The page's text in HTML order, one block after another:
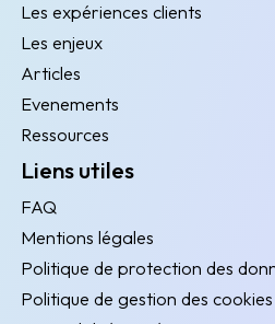
Les expériences clients
Les enjeux
Articles
Evenements
Ressources
Liens utiles
FAQ
Mentions légales
Politique de protection des
Politique de gestion des cookies